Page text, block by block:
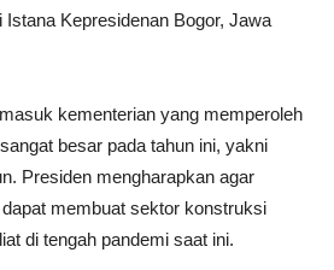
Istana Kepresidenan Bogor, Jawa
kementerian yang memperoleh
besar pada tahun ini, yakni
Presiden mengharapkan agar
membuat sektor konstruksi
di tengah pandemi saat ini.